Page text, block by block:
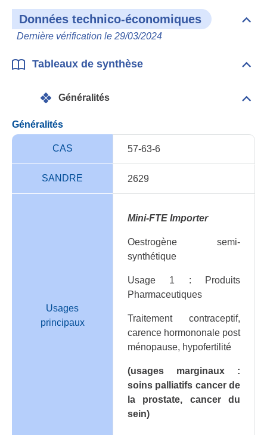
Données technico-économiques
Dernière vérification le 29/03/2024
Tableaux de synthèse
Généralités
Généralités
CAS 57-63-6
SANDRE 2629
Usages
principaux
Mini-FTE Importer
Oestrogène semi-
synthétique
Usage 1 : Produits
Pharmaceutiques
Traitement contraceptif,
carence hormononale post
ménopause, hypofertilité
(usages marginaux :
soins palliatifs cancer de
la prostate, cancer du
sein)